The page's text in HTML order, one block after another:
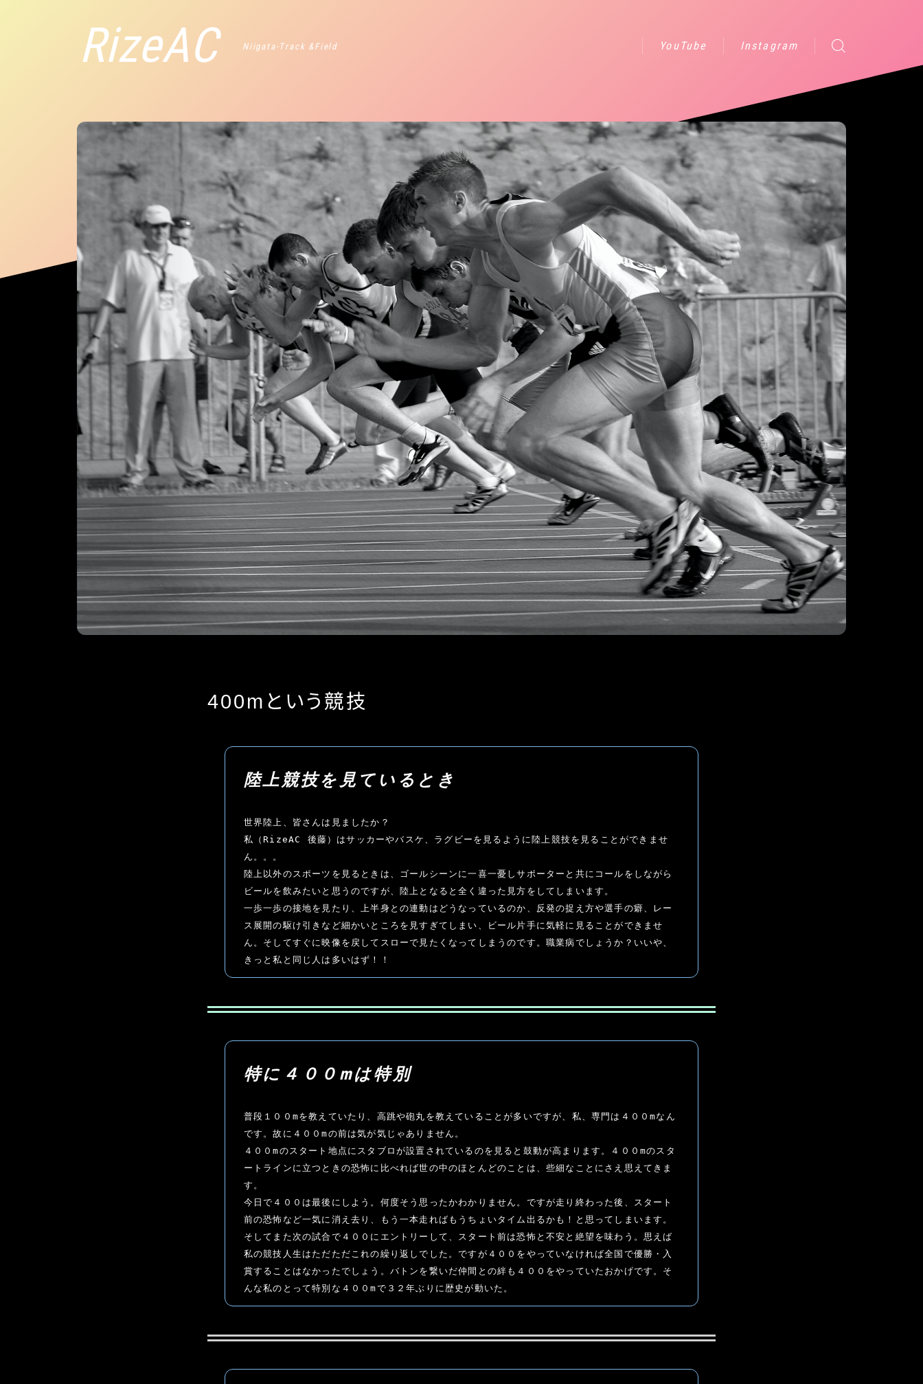
RizeAC Niigata-Track &Field YouTube Instagram
400mという競技
陸上競技を見ているとき
世界陸上、皆さんは見ましたか？
私（RizeAC 後藤）はサッカーやバスケ、ラグビーを見るように陸上競技を見ることができませ
ん。。。
陸上以外のスポーツを見るときは、ゴールシーンに一喜一憂しサポーターと共にコールをしながら
ビールを飲みたいと思うのですが、陸上となると全く違った見方をしてしまいます。
一歩一歩の接地を見たり、上半身との連動はどうなっているのか、反発の捉え方や選手の癖、レー
ス展開の駆け引きなど細かいところを見すぎてしまい、ビール片手に気軽に見ることができませ
ん。そしてすぐに映像を戻してスローで見たくなってしまうのです。職業病でしょうか？いいや、
きっと私と同じ人は多いはず！！
特に４００mは特別
普段１００mを教えていたり、高跳や砲丸を教えていることが多いですが、私、専門は４００mなん
です。故に４００mの前は気が気じゃありません。
４００mのスタート地点にスタブロが設置されているのを見ると鼓動が高まります。４００mのスタ
ートラインに立つときの恐怖に比べれば世の中のほとんどのことは、些細なことにさえ思えてきま
す。
今日で４００は最後にしよう。何度そう思ったかわかりません。ですが走り終わった後、スタート
前の恐怖など一気に消え去り、もう一本走ればもうちょいタイム出るかも！と思ってしまいます。
そしてまた次の試合で４００にエントリーして、スタート前は恐怖と不安と絶望を味わう。思えば
私の競技人生はただただこれの繰り返しでした。ですが４００をやっていなければ全国で優勝・入
賞することはなかったでしょう。バトンを繋いだ仲間との絆も４００をやっていたおかげです。そ
んな私のとって特別な４００mで３２年ぶりに歴史が動いた。